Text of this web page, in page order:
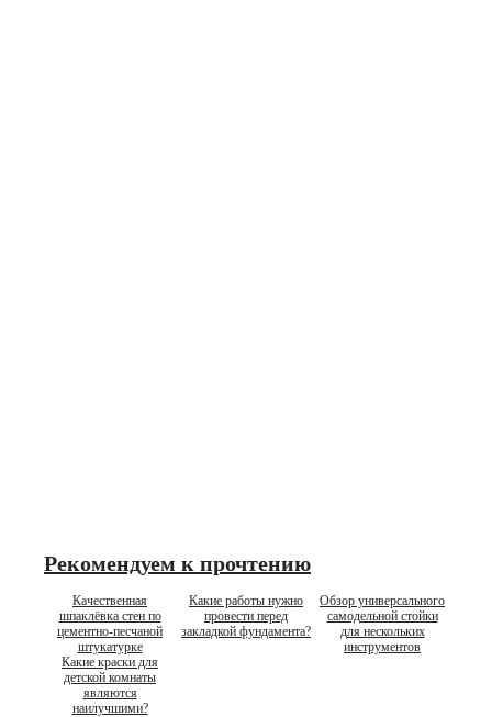
Рекомендуем к прочтению
Качественная
шпаклёвка стен по
цементно-песчаной
штукатурке
Какие работы нужно
провести перед
закладкой фундамента?
Обзор универсального
самодельной стойки
для нескольких
инструментов
Какие краски для
детской комнаты
являются
наилучшими?